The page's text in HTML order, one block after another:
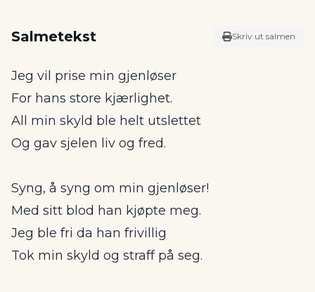
Salmetekst Skriv ut salmen
Jeg vil prise min gjenløser
For hans store kjærlighet.
All min skyld ble helt utslettet
Og gav sjelen liv og fred.
Syng, å syng om min gjenløser!
Med sitt blod han kjøpte meg.
Jeg ble fri da han frivillig
Tok min skyld og straff på seg.